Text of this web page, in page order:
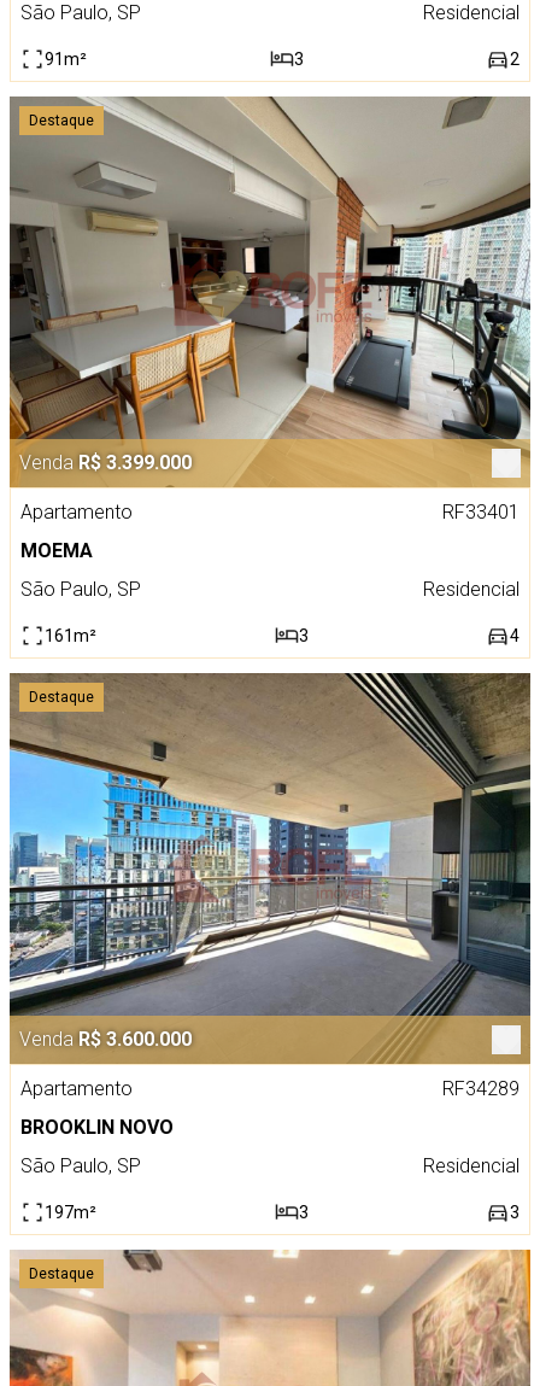
São Paulo, SP
Residencial
91m² 3 2
Destaque
Venda R$ 3.399.000
Apartamento
RF33401
MOEMA
São Paulo, SP
Residencial
161m² 3 4
Destaque
Venda R$ 3.600.000
Apartamento
RF34289
BROOKLIN NOVO
São Paulo, SP
Residencial
197m² 3 3
Destaque